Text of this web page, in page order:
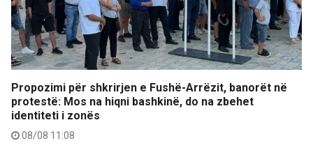
Propozimi për shkrirjen e Fushë-Arrëzit, banorët në
protestë: Mos na hiqni bashkinë, do na zbehet
identiteti i zonës
08/08 11:08